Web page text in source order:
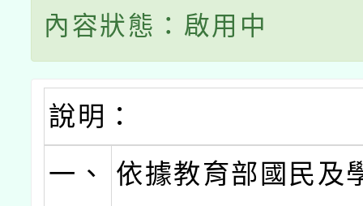
內容狀態：啟用中
說明：
一、
依據教育部國民及